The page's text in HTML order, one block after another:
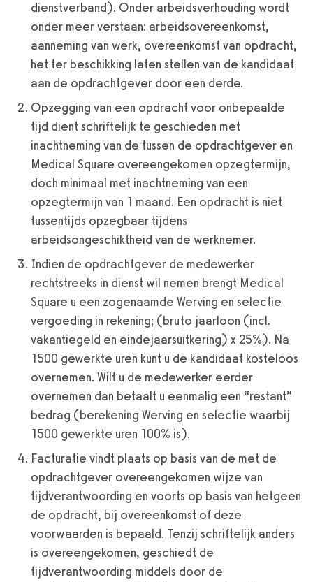
dienstverband). Onder arbeidsverhouding wordt
onder meer verstaan: arbeidsovereenkomst,
aanneming van werk, overeenkomst van opdracht,
het ter beschikking laten stellen van de kandidaat
aan de opdrachtgever door een derde.
Opzegging van een opdracht voor onbepaalde
tijd dient schriftelijk te geschieden met
inachtneming van de tussen de opdrachtgever en
Medical Square overeengekomen opzegtermijn,
doch minimaal met inachtneming van een
opzegtermijn van 1 maand. Een opdracht is niet
tussentijds opzegbaar tijdens
arbeidsongeschiktheid van de werknemer.
Indien de opdrachtgever de medewerker
rechtstreeks in dienst wil nemen brengt Medical
Square u een zogenaamde Werving en selectie
vergoeding in rekening; (bruto jaarloon (incl.
vakantiegeld en eindejaarsuitkering) x 25%). Na
1500 gewerkte uren kunt u de kandidaat kosteloos
overnemen. Wilt u de medewerker eerder
overnemen dan betaalt u eenmalig een “restant”
bedrag (berekening Werving en selectie waarbij
1500 gewerkte uren 100% is).
Facturatie vindt plaats op basis van de met de
opdrachtgever overeengekomen wijze van
tijdverantwoording en voorts op basis van hetgeen
de opdracht, bij overeenkomst of deze
voorwaarden is bepaald. Tenzij schriftelijk anders
is overeengekomen, geschiedt de
tijdverantwoording middels door de